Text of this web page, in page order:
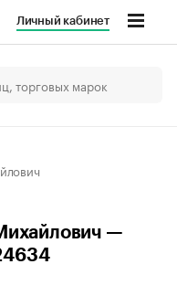
Личный кабинет
—